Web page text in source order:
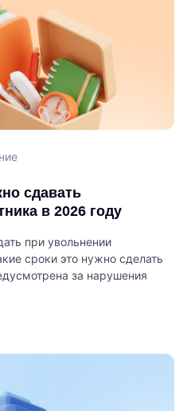
сдавать
в 2026 году
при увольнении
сроки это нужно сделать
за нарушения